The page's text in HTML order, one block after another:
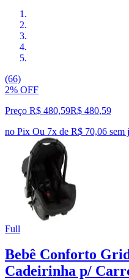
(66)
2% OFF
Preço R$ 480,59R$ 480,59
no Pix Ou 7x de R$ 70,06 sem
Full
Bebê Conforto
Cadeirinha p/